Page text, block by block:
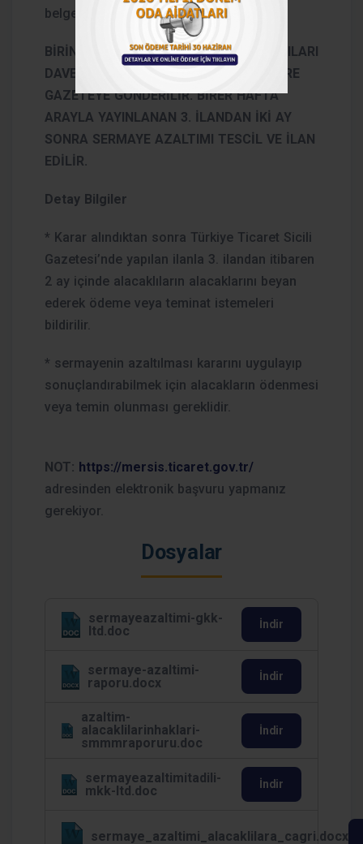
belgeler aranmaz.
BİRİNCİ AŞAMADA YALNIZCA ALACAKLILARI
DAVET İLANI 3 KEZ YAYINLANMAK ÜZERE
GAZETEYE GÖNDERİLİR. BİRER HAFTA
ARAYLA YAYINLANAN 3. İLANDAN İKİ AY
SONRA SERMAYE AZALTIMI TESCİL VE İLAN
EDİLİR.
Detay Bilgiler
* Karar alındıktan sonra Türkiye Ticaret Sicili
Gazetesi’nde yapılan ilanla 3. ilandan itibaren
2 ay içinde alacaklıların alacaklarını beyan
ederek ödeme veya teminat istemeleri
bildirilir.
* sermayenin azaltılması kararını uygulayıp
sonuçlandırabilmek için alacakların ödenmesi
veya temin olunması gereklidir.
NOT: https://mersis.ticaret.gov.tr/
adresinden elektronik başvuru yapmanız
gerekiyor.
Dosyalar
sermayeazaltimi-gkk-
ltd.doc
İndir
sermaye-azaltimi-
raporu.docx
İndir
azaltim-
alacaklilarinhaklari-
smmmraporuru.doc
İndir
sermayeazaltimitadili-
mkk-ltd.doc
İndir
sermaye_azaltimi_alacaklilara_cagri.docx